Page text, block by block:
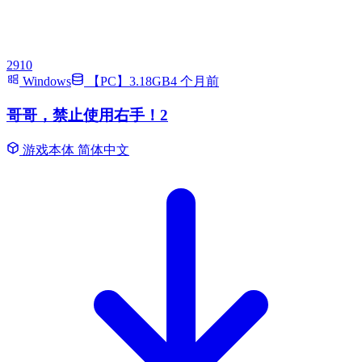
2910
Windows
【PC】3.18GB4 个月前
哥哥，禁止使用右手！2
游戏本体 简体中文